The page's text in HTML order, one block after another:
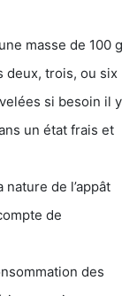
masse de 100 g
deux, trois, ou six
si besoin il y
un état frais et
de l’appât
de
des